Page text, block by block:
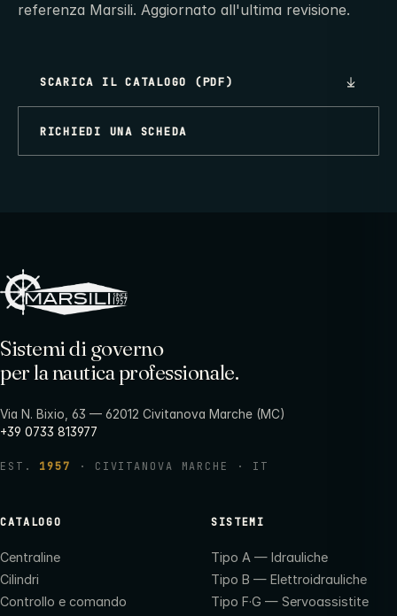
referenza Marsili. Aggiornato all'ultima revisione.
SCARICA IL CATALOGO (PDF)
RICHIEDI UNA SCHEDA
Sistemi di governo
per la nautica professionale.
Via N. Bixio, 63 — 62012 Civitanova Marche (MC)
+39 0733 813977
EST. 1957 · CIVITANOVA MARCHE · IT
CATALOGO
Centraline
Cilindri
Controllo e comando
SISTEMI
Tipo A — Idrauliche
Tipo B — Elettroidrauliche
Tipo F·G — Servoassistite